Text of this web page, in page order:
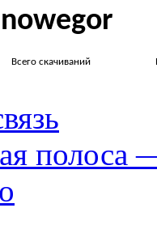
Всего скачиваний
полоса